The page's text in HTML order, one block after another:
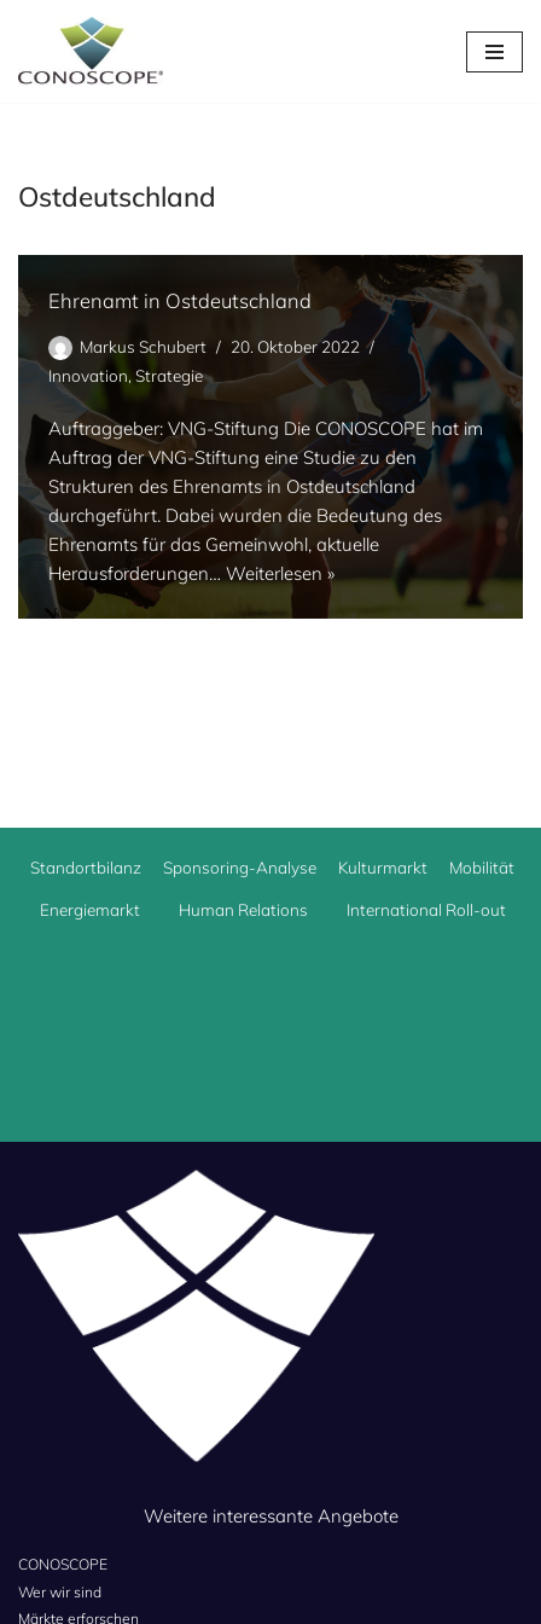
Ostdeutschland
Ehrenamt in Ostdeutschland
Markus Schubert
20. Oktober 2022
Innovation, Strategie
Auftraggeber: VNG-Stiftung Die CONOSCOPE hat im
Auftrag der VNG-Stiftung eine Studie zu den
Strukturen des Ehrenamts in Ostdeutschland
durchgeführt. Dabei wurden die Bedeutung des
Ehrenamts für das Gemeinwohl, aktuelle
Herausforderungen… Weiterlesen »
Standortbilanz Sponsoring-Analyse Kulturmarkt Mobilität
Energiemarkt Human Relations International Roll-out
Weitere interessante Angebote
CONOSCOPE
Wer wir sind
Märkte erforschen